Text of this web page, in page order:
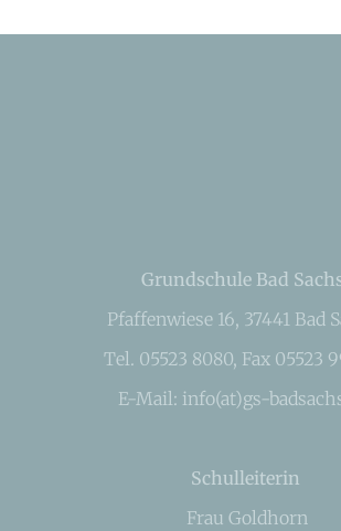
Grundschule Bad
Pfaffenwiese 16, 37441 Bad
Tel. 05523 8080, Fax 05523
E-Mail: info(at)gs-
Schulleiterin
Frau Goldhorn